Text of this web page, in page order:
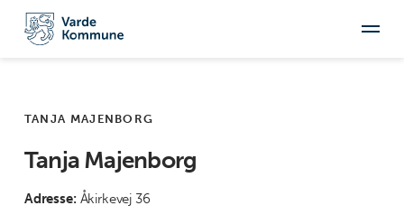
TANJA MAJENBORG
Tanja Majenborg
Adresse: Åkirkevej 36